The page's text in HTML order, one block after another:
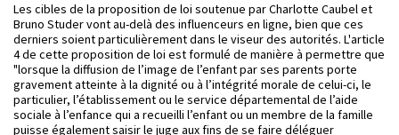
Les cibles de la proposition de loi soutenue par Charlotte Caubel et
Bruno Studer vont au-delà des influenceurs en ligne, bien que ces
derniers soient particulièrement dans le viseur des autorités. L'article
4 de cette proposition de loi est formulé de manière à permettre que
"lorsque la diffusion de l’image de l’enfant par ses parents porte
gravement atteinte à la dignité ou à l’intégrité morale de celui-ci, le
particulier, l’établissement ou le service départemental de l’aide
sociale à l’enfance qui a recueilli l’enfant ou un membre de la famille
puisse également saisir le juge aux fins de se faire déléguer